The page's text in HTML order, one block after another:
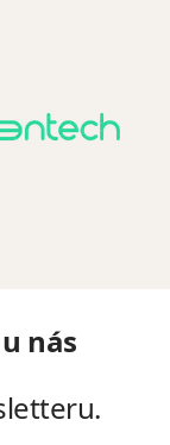
nás